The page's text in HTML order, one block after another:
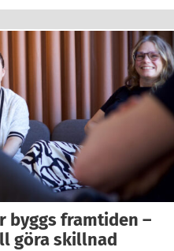
byggs framtiden –
göra skillnad